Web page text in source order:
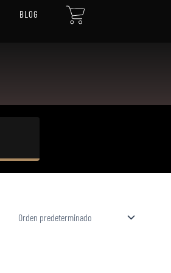
BLOG CART